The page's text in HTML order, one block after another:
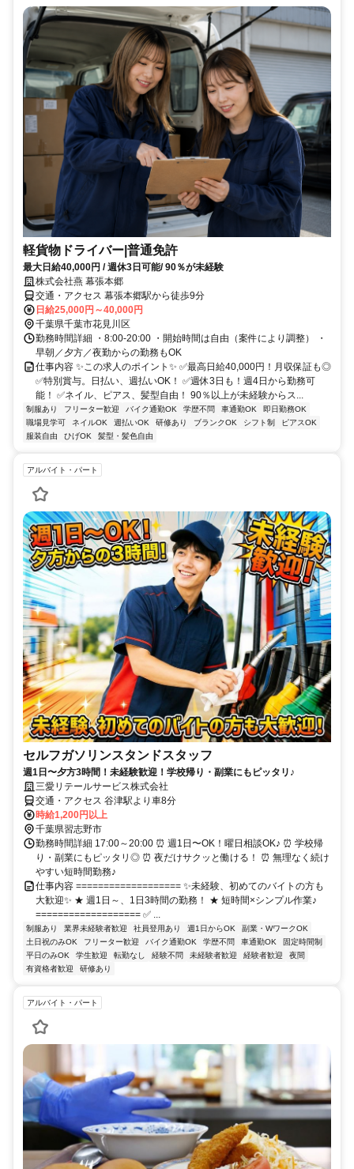
軽貨物ドライバー|普通免許
最大日給40,000円 / 週休3日可能/ 90％が未経験
株式会社燕 幕張本郷
交通・アクセス 幕張本郷駅から徒歩9分
日給25,000円～40,000円
千葉県千葉市花見川区
勤務時間詳細 ・8:00-20:00 ・開始時間は自由（案件により調整） ・
早朝／夕方／夜勤からの勤務もOK
仕事内容 ✨この求人のポイント✨ ✅最高日給40,000円！月収保証も◎
✅特別賞与。日払い、週払いOK！ ✅週休3日も！週4日から勤務可
能！ ✅ネイル、ピアス、髪型自由！ 90％以上が未経験からス...
制服あり フリーター歓迎 バイク通勤OK 学歴不問 車通勤OK
即日勤務OK
職場見学可
ネイルOK 週払いOK 研修あり ブランクOK シフト制
ピアスOK
服装自由
ひげOK 髪型・髪色自由
アルバイト・パート
セルフガソリンスタンドスタッフ
週1日〜夕方3時間！未経験歓迎！学校帰り・副業にもピッタリ♪
三愛リテールサービス株式会社
交通・アクセス 谷津駅より車8分
時給1,200円以上
千葉県習志野市
勤務時間詳細 17:00～20:00 ⏰ 週1日〜OK！曜日相談OK♪ ⏰ 学校帰
り・副業にもピッタリ◎ ⏰ 夜だけサクッと働ける！ ⏰ 無理なく続け
やすい短時間勤務♪
仕事内容 =================== ✨未経験、初めてのバイトの方も
大歓迎✨ ★ 週1日～、1日3時間の勤務！ ★ 短時間×シンプル作業♪
=================== ✅ ...
制服あり 業界未経験者歓迎 社員登用あり 週1日からOK
副業・WワークOK
土日祝のみOK
フリーター歓迎 バイク通勤OK 学歴不問 車通勤OK
固定時間制
平日のみOK
学生歓迎 転勤なし 経験不問 未経験者歓迎 経験者歓迎
夜間
有資格者歓迎
研修あり
アルバイト・パート